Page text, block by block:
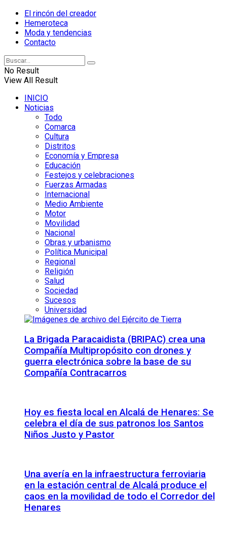
El rincón del creador
Hemeroteca
Moda y tendencias
Contacto
No Result
View All Result
INICIO
Noticias
Todo
Comarca
Cultura
Distritos
Economía y Empresa
Educación
Festejos y celebraciones
Fuerzas Armadas
Internacional
Medio Ambiente
Motor
Movilidad
Nacional
Obras y urbanismo
Política Municipal
Regional
Religión
Salud
Sociedad
Sucesos
Universidad
La Brigada Paracaidista (BRIPAC) crea una
Compañía Multipropósito con drones y
guerra electrónica sobre la base de su
Compañía Contracarros
Hoy es fiesta local en Alcalá de Henares: Se
celebra el día de sus patronos los Santos
Niños Justo y Pastor
Una avería en la infraestructura ferroviaria
en la estación central de Alcalá produce el
caos en la movilidad de todo el Corredor del
Henares